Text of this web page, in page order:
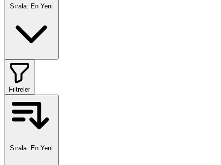
Sırala: En Yeni
Filtreler
Sırala: En Yeni